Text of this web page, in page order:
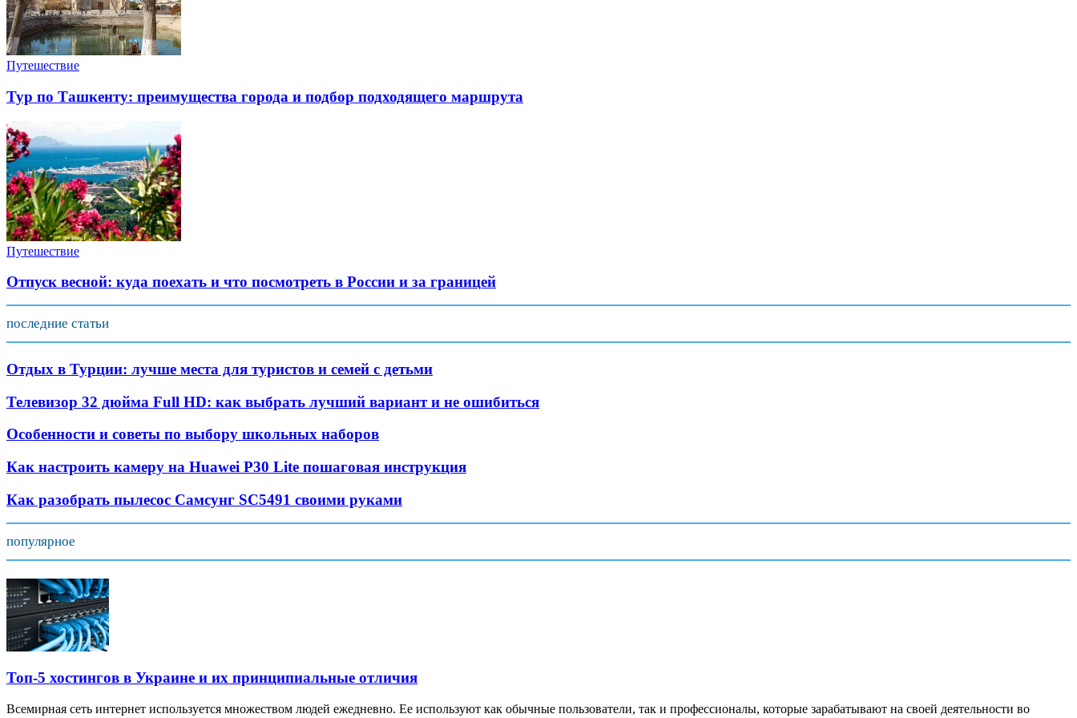
Путешествие
Тур по Ташкенту: преимущества города и подбор подходящего маршрута
Путешествие
Отпуск весной: куда поехать и что посмотреть в России и за границей
последние статьи
Отдых в Турции: лучше места для туристов и семей с детьми
Телевизор 32 дюйма Full HD: как выбрать лучший вариант и не ошибиться
Особенности и советы по выбору школьных наборов
Как настроить камеру на Huawei P30 Lite пошаговая инструкция
Как разобрать пылесос Самсунг SC5491 своими руками
популярное
Топ-5 хостингов в Украине и их принципиальные отличия
Всемирная сеть интернет используется множеством людей ежедневно. Ее используют как обычные пользователи, так и профессионалы, которые зарабатывают на своей деятельности во